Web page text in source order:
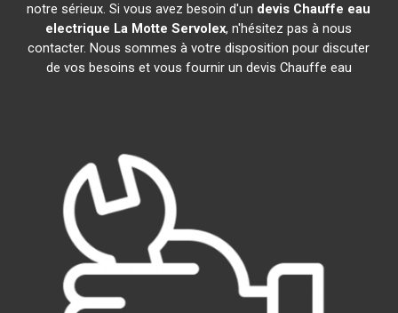
notre sérieux. Si vous avez besoin d'un devis Chauffe eau
electrique La Motte Servolex, n'hésitez pas à nous
contacter. Nous sommes à votre disposition pour discuter
de vos besoins et vous fournir un devis Chauffe eau